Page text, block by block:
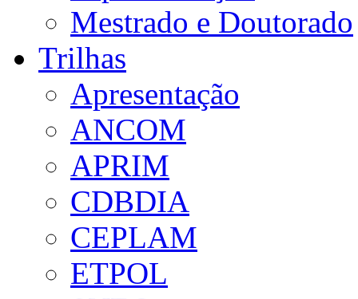
Mestrado e Doutorado
Trilhas
Apresentação
ANCOM
APRIM
CDBDIA
CEPLAM
ETPOL